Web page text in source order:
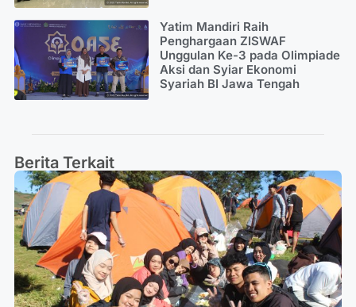
Yatim Mandiri Raih
Penghargaan ZISWAF
Unggulan Ke-3 pada Olimpiade
Aksi dan Syiar Ekonomi
Syariah BI Jawa Tengah
Berita Terkait